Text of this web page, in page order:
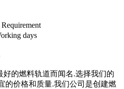
days
的燃料轨道而闻名.选择我们的
的价格和质量.我们公司是创建燃